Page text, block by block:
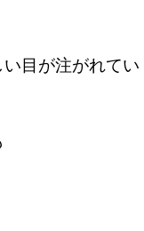
目が注がれてい